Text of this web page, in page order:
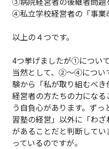
④私立学校経営者の「事業
以上の４つです。
4つ挙げましたが①につい
当然として、②～④につい
験から「私が取り組むべ
経営者の方たちの力にな
う自負心があります。ず
習塾の経営」以外に「わ
があることだと判断して
っているのですが。